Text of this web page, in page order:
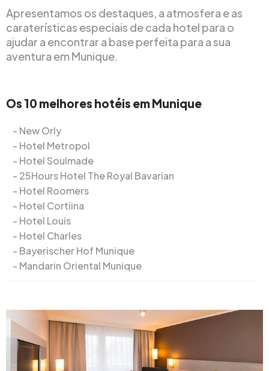
Apresentamos os destaques, a atmosfera e as
caraterísticas especiais de cada hotel para o
ajudar a encontrar a base perfeita para a sua
aventura em Munique.
Os 10 melhores hotéis em Munique
New Orly
Hotel Metropol
Hotel Soulmade
25Hours Hotel The Royal Bavarian
Hotel Roomers
Hotel Cortiina
Hotel Louis
Hotel Charles
Bayerischer Hof Munique
Mandarin Oriental Munique